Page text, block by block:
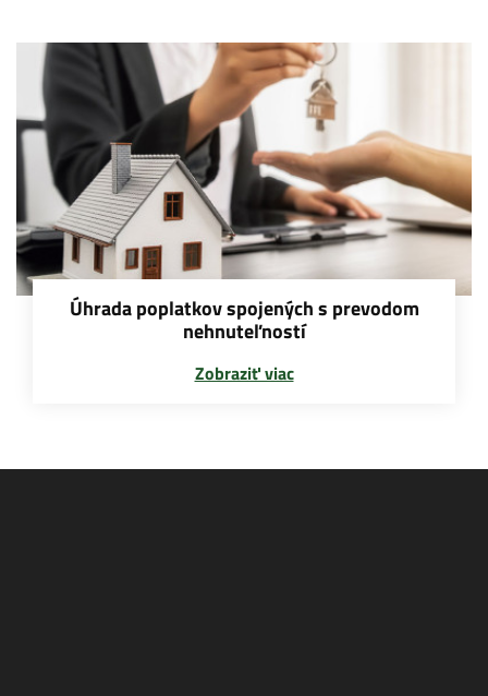
Úhrada poplatkov spojených s prevodom
nehnuteľností
Zobraziť viac